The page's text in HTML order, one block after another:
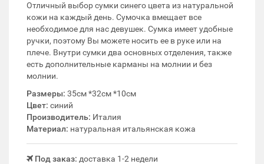
Отличный выбор сумки синего цвета из натуральной
кожи на каждый день. Сумочка вмещает все
необходимое для нас девушек. Сумка имеет удобные
ручки, поэтому Вы можете носить ее в руке или на
плече. Внутри сумки два основных отделения, также
есть дополнительные карманы на молнии и без
молнии.
Размеры: 35см *32см *10см
Цвет: синий
Производитель: Италия
Материал: натуральная итальянская кожа
Под заказ: доставка 1-2 недели